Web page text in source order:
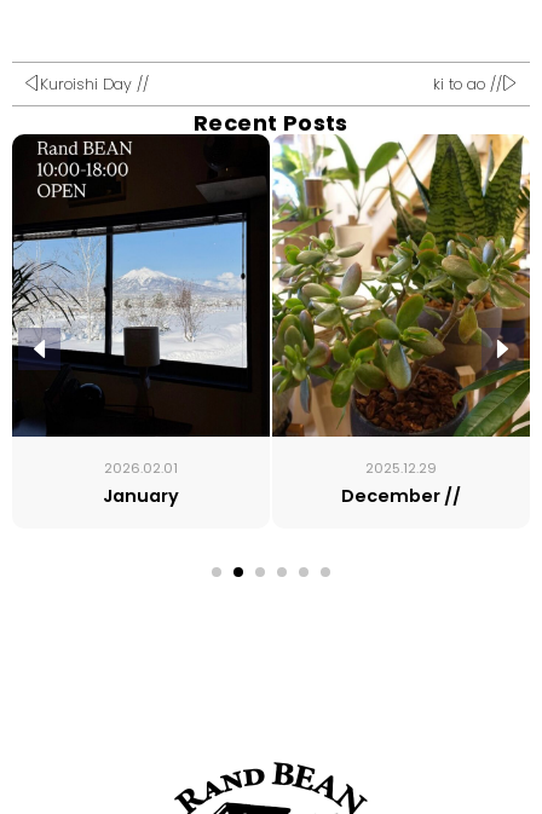
Kuroishi Day // ki to ao //
Recent Posts
2026.02.01
January
2025.12.29
December //